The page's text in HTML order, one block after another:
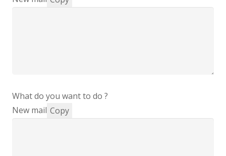
What do you want to do ?
New mail Copy